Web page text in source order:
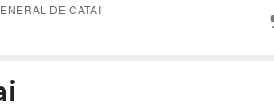
DE CATAI